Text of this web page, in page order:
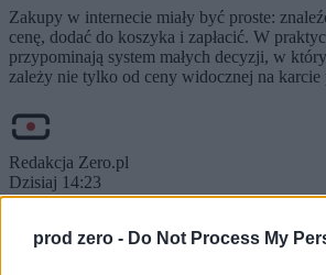
prod zero - Do Not Process My
Zakupy w internecie miały być proste:
cenę, dodać do koszyka i zapłacić. W
przypominają system małych decyzji, w
zależy nie tylko od ceny widocznej na karcie
Redakcja Zero.pl
Dzisiaj 14:23
6 min
Kraj